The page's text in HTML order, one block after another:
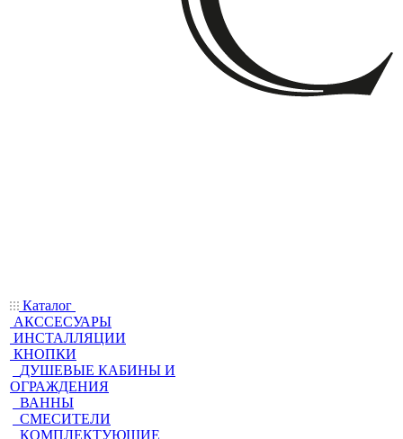
Каталог
АКССЕСУАРЫ
ИНСТАЛЛЯЦИИ
КНОПКИ
ДУШЕВЫЕ КАБИНЫ И
ОГРАЖДЕНИЯ
ВАННЫ
СМЕСИТЕЛИ
КОМПЛЕКТУЮЩИЕ